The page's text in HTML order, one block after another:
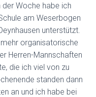
Woche habe ich
am Weserbogen
unterstützt.
organisatorische
Herren-Mannschaften
die ich viel von zu
standen dann
an und ich habe bei